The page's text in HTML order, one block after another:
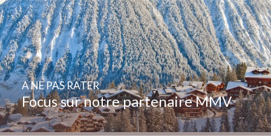
Focus sur notre partenaire MMV
A NE PAS RATER